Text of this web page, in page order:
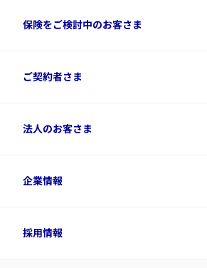
保険をご検討中のお客さま
保険をご検討中のお客さまトップ
資料請求
変額保険各種情報
ご契約者さま
ご契約者さまトップ
デジタル約款
令和8年（2026年）分の生命保険料控除
法人のお客さま
法人のお客さまトップ
経営者サポートサービス
企業情報
企業情報トップ
採用情報